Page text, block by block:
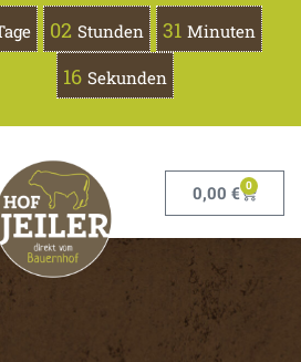
02 Stunden 31 Minuten
15 Sekunden
0,00 € 0